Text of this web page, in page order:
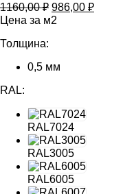
1160,00₽
цена
986,00 ₽
Цена за м2
Толщина:
0,5 мм
RAL:
RAL7024
RAL3005
RAL6005